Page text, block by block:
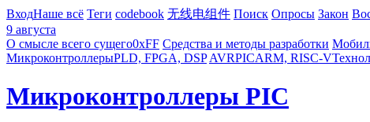
ВходНаше всё Теги codebook 无线电组件 Поиск Опросы Закон
9 августа
О смысле всего сущего0xFF Средства и методы разработки
МикроконтроллерыPLD, FPGA, DSP AVRPICARM, RISC-V
Микроконтроллеры PIC